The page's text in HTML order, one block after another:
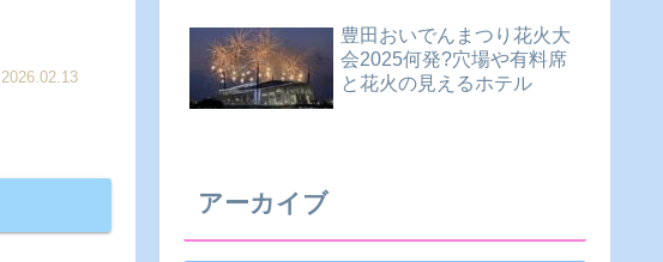
2026.02.13
豊田おいでんまつり花火大
会2025何発?穴場や有料席
と花火の見えるホテル
アーカイブ